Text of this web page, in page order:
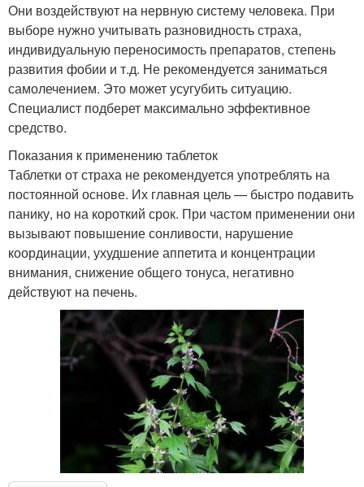
Они воздействуют на нервную систему человека. При
выборе нужно учитывать разновидность страха,
индивидуальную переносимость препаратов, степень
развития фобии и т.д. Не рекомендуется заниматься
самолечением. Это может усугубить ситуацию.
Специалист подберет максимально эффективное
средство.
Показания к применению таблеток
Таблетки от страха не рекомендуется употреблять на
постоянной основе. Их главная цель — быстро подавить
панику, но на короткий срок. При частом применении они
вызывают повышение сонливости, нарушение
координации, ухудшение аппетита и концентрации
внимания, снижение общего тонуса, негативно
действуют на печень.